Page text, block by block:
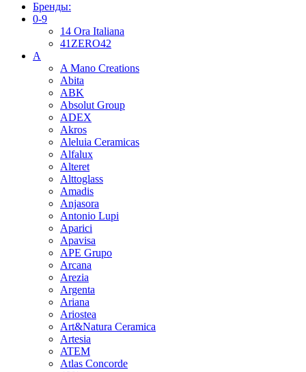
Бренды:
0-9
14 Ora Italiana
41ZERO42
A
A Mano Creations
Abita
ABK
Absolut Group
ADEX
Akros
Aleluia Ceramicas
Alfalux
Alteret
Alttoglass
Amadis
Anjasora
Antonio Lupi
Aparici
Apavisa
APE Grupo
Arcana
Arezia
Argenta
Ariana
Ariostea
Art&Natura Ceramica
Artesia
ATEM
Atlas Concorde